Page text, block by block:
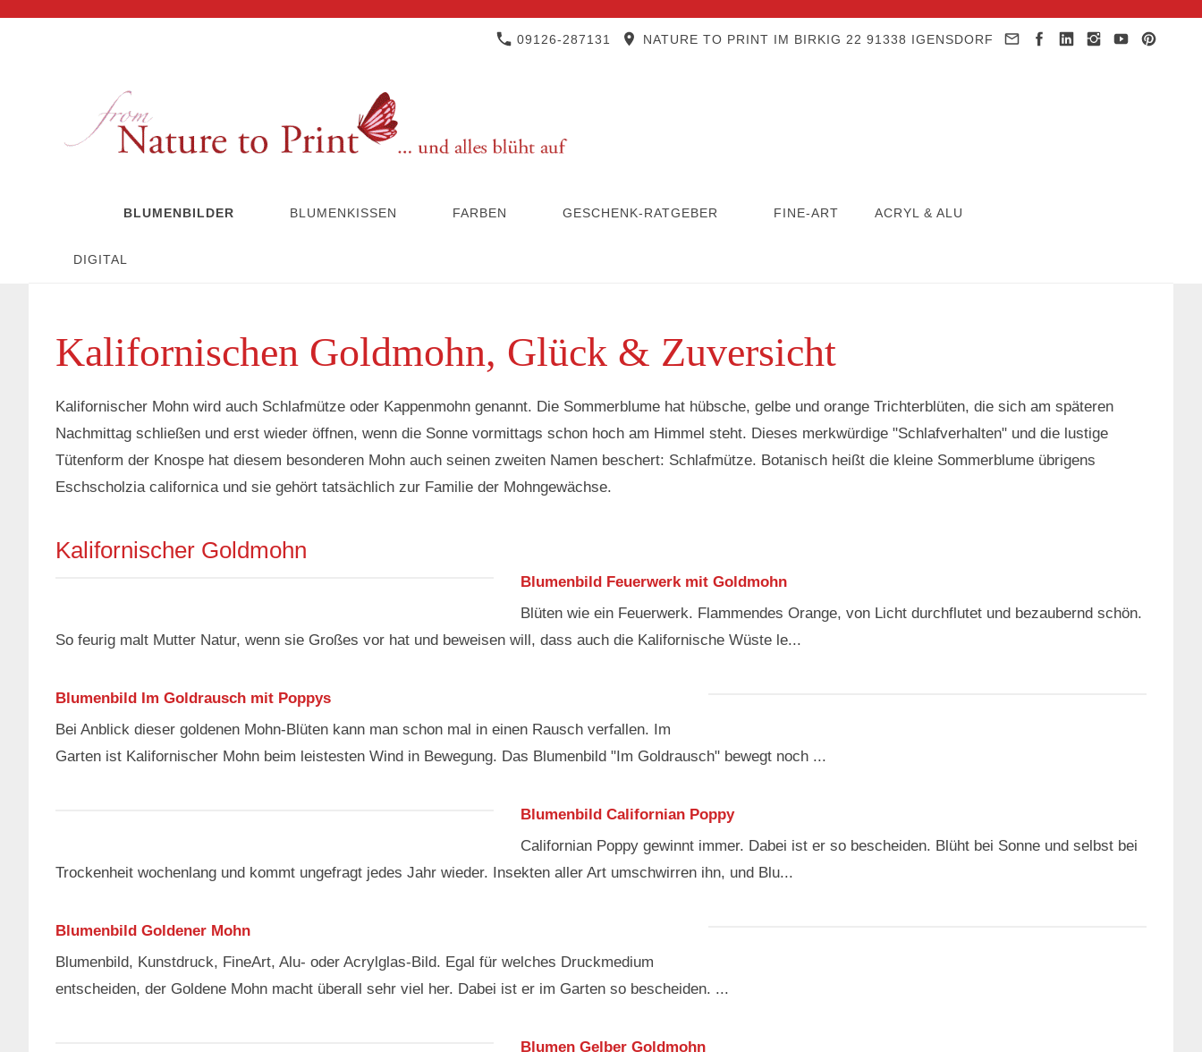
09126-287131 NATURE TO PRINT IM BIRKIG 22 91338 IGENSDORF
BLUMENBILDER BLUMENKISSEN FARBEN GESCHENK-RATGEBER FINE-ART ACRYL & ALU
DIGITAL
Kalifornischen Goldmohn, Glück & Zuversicht
Kalifornischer Mohn wird auch Schlafmütze oder Kappenmohn genannt. Die Sommerblume hat hübsche, gelbe und orange Trichterblüten, die sich am späteren
Nachmittag schließen und erst wieder öffnen, wenn die Sonne vormittags schon hoch am Himmel steht. Dieses merkwürdige "Schlafverhalten" und die lustige
Tütenform der Knospe hat diesem besonderen Mohn auch seinen zweiten Namen beschert: Schlafmütze. Botanisch heißt die kleine Sommerblume übrigens
Eschscholzia californica und sie gehört tatsächlich zur Familie der Mohngewächse.
Kalifornischer Goldmohn
Blumenbild Feuerwerk mit Goldmohn
Blüten wie ein Feuerwerk. Flammendes Orange, von Licht durchflutet und bezaubernd schön.
So feurig malt Mutter Natur, wenn sie Großes vor hat und beweisen will, dass auch die Kalifornische Wüste le...
Blumenbild Im Goldrausch mit Poppys
Bei Anblick dieser goldenen Mohn-Blüten kann man schon mal in einen Rausch verfallen. Im
Garten ist Kalifornischer Mohn beim leistesten Wind in Bewegung. Das Blumenbild "Im Goldrausch" bewegt noch ...
Blumenbild Californian Poppy
Californian Poppy gewinnt immer. Dabei ist er so bescheiden. Blüht bei Sonne und selbst bei
Trockenheit wochenlang und kommt ungefragt jedes Jahr wieder. Insekten aller Art umschwirren ihn, und Blu...
Blumenbild Goldener Mohn
Blumenbild, Kunstdruck, FineArt, Alu- oder Acrylglas-Bild. Egal für welches Druckmedium
entscheiden, der Goldene Mohn macht überall sehr viel her. Dabei ist er im Garten so bescheiden. ...
Blumen Gelber Goldmohn